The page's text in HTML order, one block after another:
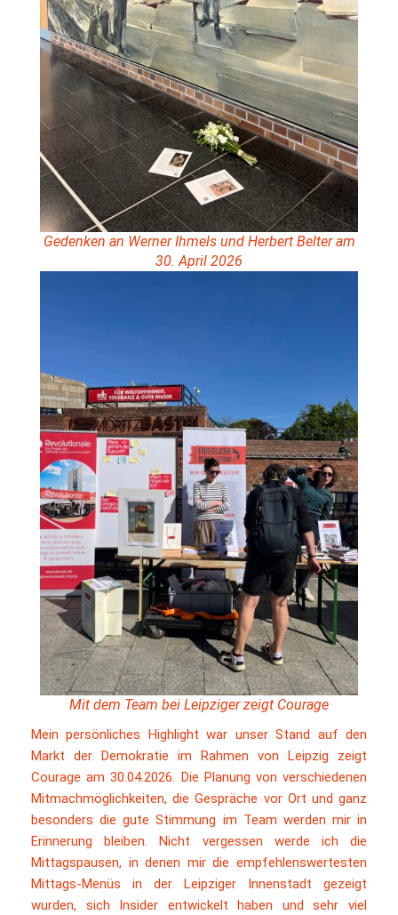
Gedenken an Werner Ihmels und Herbert Belter am
30. April 2026
Mit dem Team bei Leipziger zeigt Courage
Mein persönliches Highlight war unser Stand auf den
Markt der Demokratie im Rahmen von Leipzig zeigt
Courage am 30.04.2026. Die Planung von verschiedenen
Mitmachmöglichkeiten, die Gespräche vor Ort und ganz
besonders die gute Stimmung im Team werden mir in
Erinnerung bleiben. Nicht vergessen werde ich die
Mittagspausen, in denen mir die empfehlenswertesten
Mittags-Menüs in der Leipziger Innenstadt gezeigt
wurden, sich Insider entwickelt haben und sehr viel